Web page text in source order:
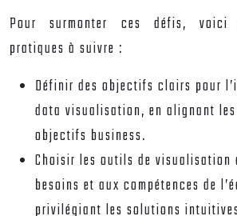
Pour surmonter ces défis, voici
pratiques à suivre :
Définir des objectifs clairs pour
data visualisation, en alignant
objectifs business.
Choisir les outils de visualisation
besoins et aux compétences de
privilégiant les solutions